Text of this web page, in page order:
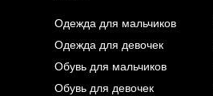
Одежда для мальчиков
Одежда для девочек
Обувь для мальчиков
Обувь для девочек